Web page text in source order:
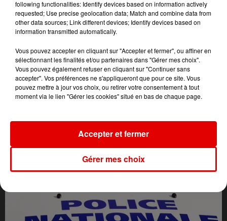
L'ACTU DES ARDENNES
following functionalities: Identify devices based on information actively
requested; Use precise geolocation data; Match and combine data from
other data sources; Link different devices; Identify devices based on
information transmitted automatically.
Vous pouvez accepter en cliquant sur "Accepter et fermer", ou affiner en
sélectionnant les finalités et/ou partenaires dans "Gérer mes choix".
Vous pouvez également refuser en cliquant sur "Continuer sans
accepter". Vos préférences ne s'appliqueront que pour ce site. Vous
pouvez mettre à jour vos choix, ou retirer votre consentement à tout
moment via le lien "Gérer les cookies" situé en bas de chaque page.
Gérer mes choix
Accepter et fermer